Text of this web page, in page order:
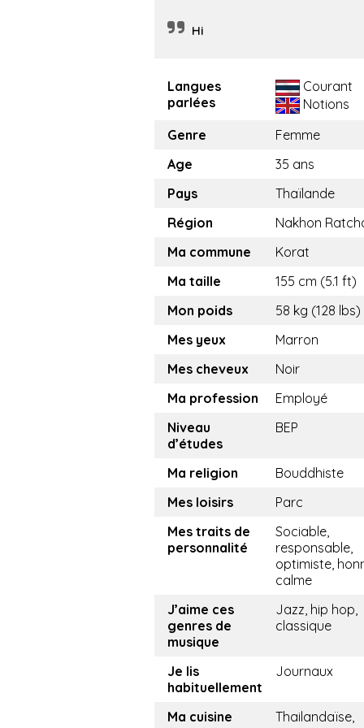
Hi
Langues
parlées
Courant
Notions
Genre
Femme
Age
35 ans
Pays
Thaïlande
Région
Nakhon
Ma commune
Korat
Ma taille
155 cm (5.1 ft)
Mon poids
58 kg (128 lbs)
Mes yeux
Marron
Mes cheveux
Noir
Ma profession
Employé
Niveau
d’études
BEP
Ma religion
Bouddhiste
Mes loisirs
Parc
Mes traits de
personnalité
Sociable,
responsable,
optimiste,
calme
J’aime ces
genres de
musique
Jazz, hip hop,
classique
Je lis
habituellement
Journaux
Ma cuisine
Thailandaïse,